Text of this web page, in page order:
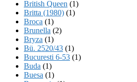
British Queen (1)
Britta (1980) (1)
Broca (1)
Brunella (2)
Bryza (1)
Bü. 2520/43 (1)
Bucuresti 6-53 (1)
Buda (1)
Buesa (1)